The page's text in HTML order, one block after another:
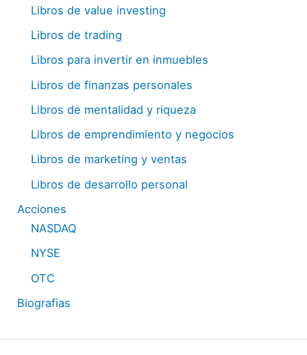
Libros de value investing
Libros de trading
Libros para invertir en inmuebles
Libros de finanzas personales
Libros de mentalidad y riqueza
Libros de emprendimiento y negocios
Libros de marketing y ventas
Libros de desarrollo personal
Acciones
NASDAQ
NYSE
OTC
Biografias